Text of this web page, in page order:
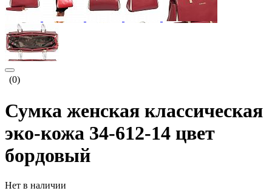
(0)
Сумка женская классическая
эко-кожа 34-612-14 цвет
бордовый
Нет в наличии